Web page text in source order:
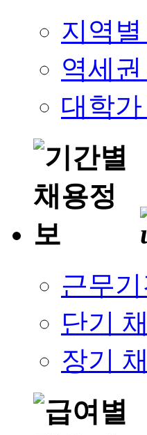
지역
역세
대학
근무기
단기
장기